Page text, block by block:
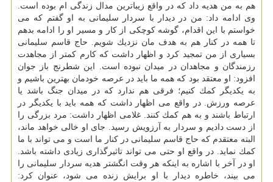
هم به من هدیه داد كه در واقع زیباترین مدال زندگی ام بوده است.
وی ادامه داد: من در دیدار با سردار سلیمانی به او گفتم كه می
خواستم با این اقدام، گوشه كوچكی از كار و مسیر او را ادامه بدهم
تا همه در كنار هم به هدف مان نزدیك شویم. حاج قاسم سلیمانی
بسیاری از من تمجید كرد و اظهار داشت كه كارم كمتر از مجاهدت
رزمندگان و مجاهدان در میدان نبوده است. این شطرنج باز جوان
افزود: او معتقد بود كه همه ما باید در عرصه خودمان بهترین باشیم و
به یكدیگر كمك كنیم؛ فرقی هم ندارد كه در میدان جنگ باشد یا
عرصه ورزش. در واقع می اظهار داشت كه همه باید با یكدیگر در
ارتباط باشند و به هم كمك كنند. غلامی اظهار داشت: مرد بزرگی را
از دست دادیم و سردار به آرزویش رسید. جای او خالی خواهد ماند،
البته معتقدم كه حاج قاسم سلیمانی در كنار ما است و می تواند با ما
كمك نماید. در واقع او حتی می تواند تاثیرگذاری زیادی داشته باشد.
او در آخر با اشاره به اینكه هر وقت انگشتر هدیه سردار سلیمانی را
می بیند، خاطره دیدار با او برایش زنده می شود، عنوان كرد: